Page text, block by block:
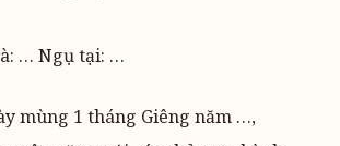
… Ngụ tại: …
mùng 1 tháng Giêng năm …,